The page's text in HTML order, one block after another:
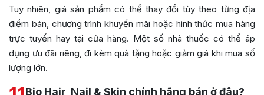
Tuy nhiên, giá sản phẩm có thể thay đổi tùy theo từng địa
điểm bán, chương trình khuyến mãi hoặc hình thức mua hàng
trực tuyến hay tại cửa hàng. Một số nhà thuốc có thể áp
dụng ưu đãi riêng, đi kèm quà tặng hoặc giảm giá khi mua số
lượng lớn.
Bio Hair, Nail & Skin chính hãng bán ở đâu?